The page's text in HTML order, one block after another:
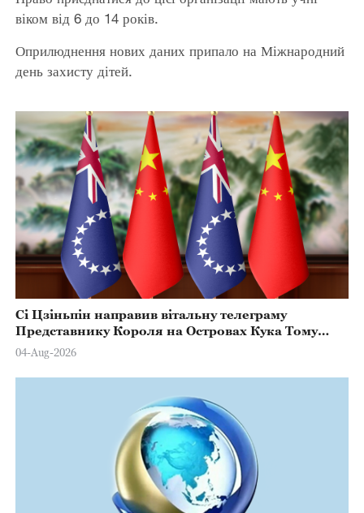
віком від 6 до 14 років.
Оприлюднення нових даних припало на Міжнародний
день захисту дітей.
Сі Цзіньпін направив вітальну телеграму
Представнику Короля на Островах Кука Тому
Марстерсу з нагоди Дня Конституції
04-Aug-2026